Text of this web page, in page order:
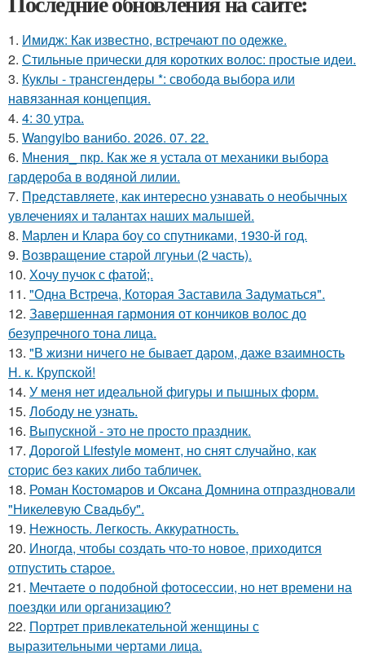
1. Имидж: Как известно, встречают по одежке.
2. Стильные прически для коротких волос: простые идеи.
3. Куклы - трансгендеры *: свобода выбора или
навязанная концепция.
4. 4: 30 утра.
5. Wangyibo ванибо. 2026. 07. 22.
6. Мнения_ пкр. Как же я устала от механики выбора
гардероба в водяной лилии.
7. Представляете, как интересно узнавать о необычных
увлечениях и талантах наших малышей.
8. Марлен и Клара боу со спутниками, 1930-й год.
9. Возвращение старой лгуньи (2 часть).
10. Хочу пучок с фатой;.
11. "Одна Встреча, Которая Заставила Задуматься".
12. Завершенная гармония от кончиков волос до
безупречного тона лица.
13. "В жизни ничего не бывает даром, даже взаимность
Н. к. Крупской!
14. У меня нет идеальной фигуры и пышных форм.
15. Лободу не узнать.
16. Выпускной - это не просто праздник.
17. Дорогой Lifestyle момент, но снят случайно, как
сторис без каких либо табличек.
18. Роман Костомаров и Оксана Домнина отпраздновали
"Никелевую Свадьбу".
19. Нежность. Легкость. Аккуратность.
20. Иногда, чтобы создать что-то новое, приходится
отпустить старое.
21. Мечтаете о подобной фотосессии, но нет времени на
поездки или организацию?
22. Портрет привлекательной женщины с
выразительными чертами лица.